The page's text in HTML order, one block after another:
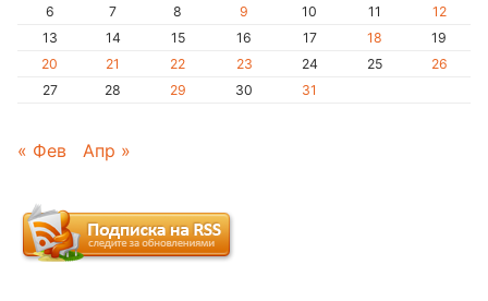
6
7 8 9 10 11
12
13
14 15 16 17 18
19
20
21 22 23 24 25
26
27
28 29 30 31
« Фев Апр »